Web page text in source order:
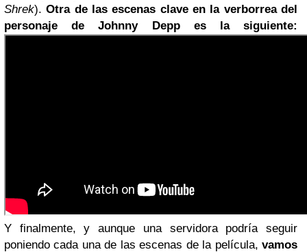
Shrek).Otra de las escenas clave en la verborrea del
personaje de Johnny Depp es la siguiente:
Y finalmente, y aunque una servidora podría seguir
poniendo cada una de las escenas de la película, vamos